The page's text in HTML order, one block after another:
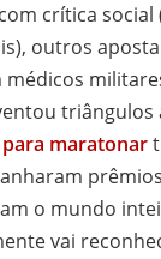
crítica social
outros
triângulos
maratonar
o mundo
vai